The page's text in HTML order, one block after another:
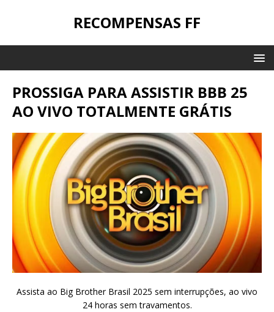
RECOMPENSAS FF
PROSSIGA PARA ASSISTIR BBB 25
AO VIVO TOTALMENTE GRÁTIS
Assista ao Big Brother Brasil 2025 sem interrupções, ao vivo
24 horas sem travamentos.